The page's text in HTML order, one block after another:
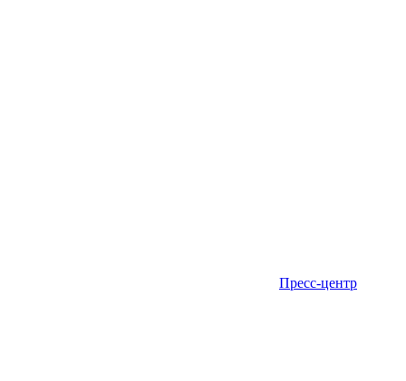
Пресс-центр